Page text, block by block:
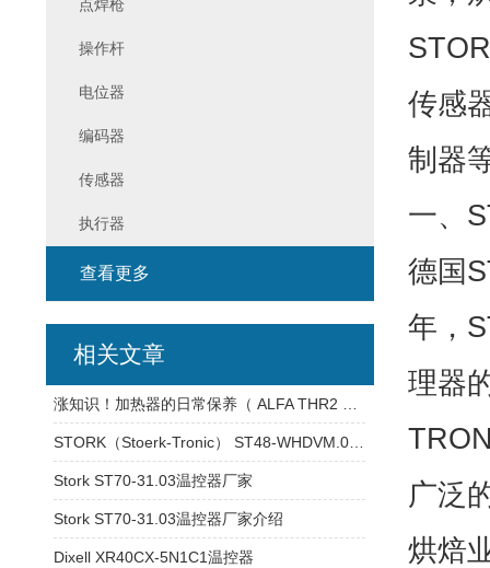
传感
制器
一、
德国
年，
理器
广泛
烘焙
点焊枪
操作杆
电位器
编码器
传感器
执行器
查看更多
相关文章
Stork ST70-31.03温控器厂家
Stork ST70-31.03温控器厂家介绍
Dixell XR40CX-5N1C1温控器